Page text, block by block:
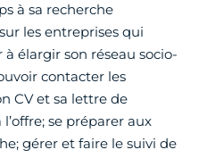
à sa recherche
les entreprises qui
élargir son réseau socio-
contacter les
CV et sa lettre de
se préparer aux
gérer et faire le suivi de